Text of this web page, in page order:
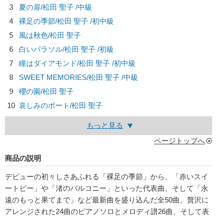
3
夏の扉/松田 聖子 /中級
4
裸足の季節/松田 聖子 /初中級
5
風は秋色/松田 聖子
6
白いパラソル/松田 聖子 /初級
7
瞳はダイアモンド/松田 聖子 /初中級
8
SWEET MEMORIES/松田 聖子 /中級
9
櫻の園/松田 聖子
10 哀しみのボート/松田 聖子
もっと見る
ページトップへ
商品の説明
デビューの初々しさあふれる「裸足の季節」から、「赤いスイ
ートピー」や「渚のバルコニー」といった代表曲、そして「永
遠のもっと果てまで」など最新曲を盛り込んだ全50曲。贅沢に
アレンジされた24曲のピアノソロとメロディ譜26曲、そして表